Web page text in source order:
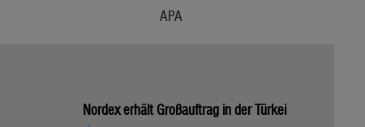
APA
Nordex erhält Großauftrag in der Türkei